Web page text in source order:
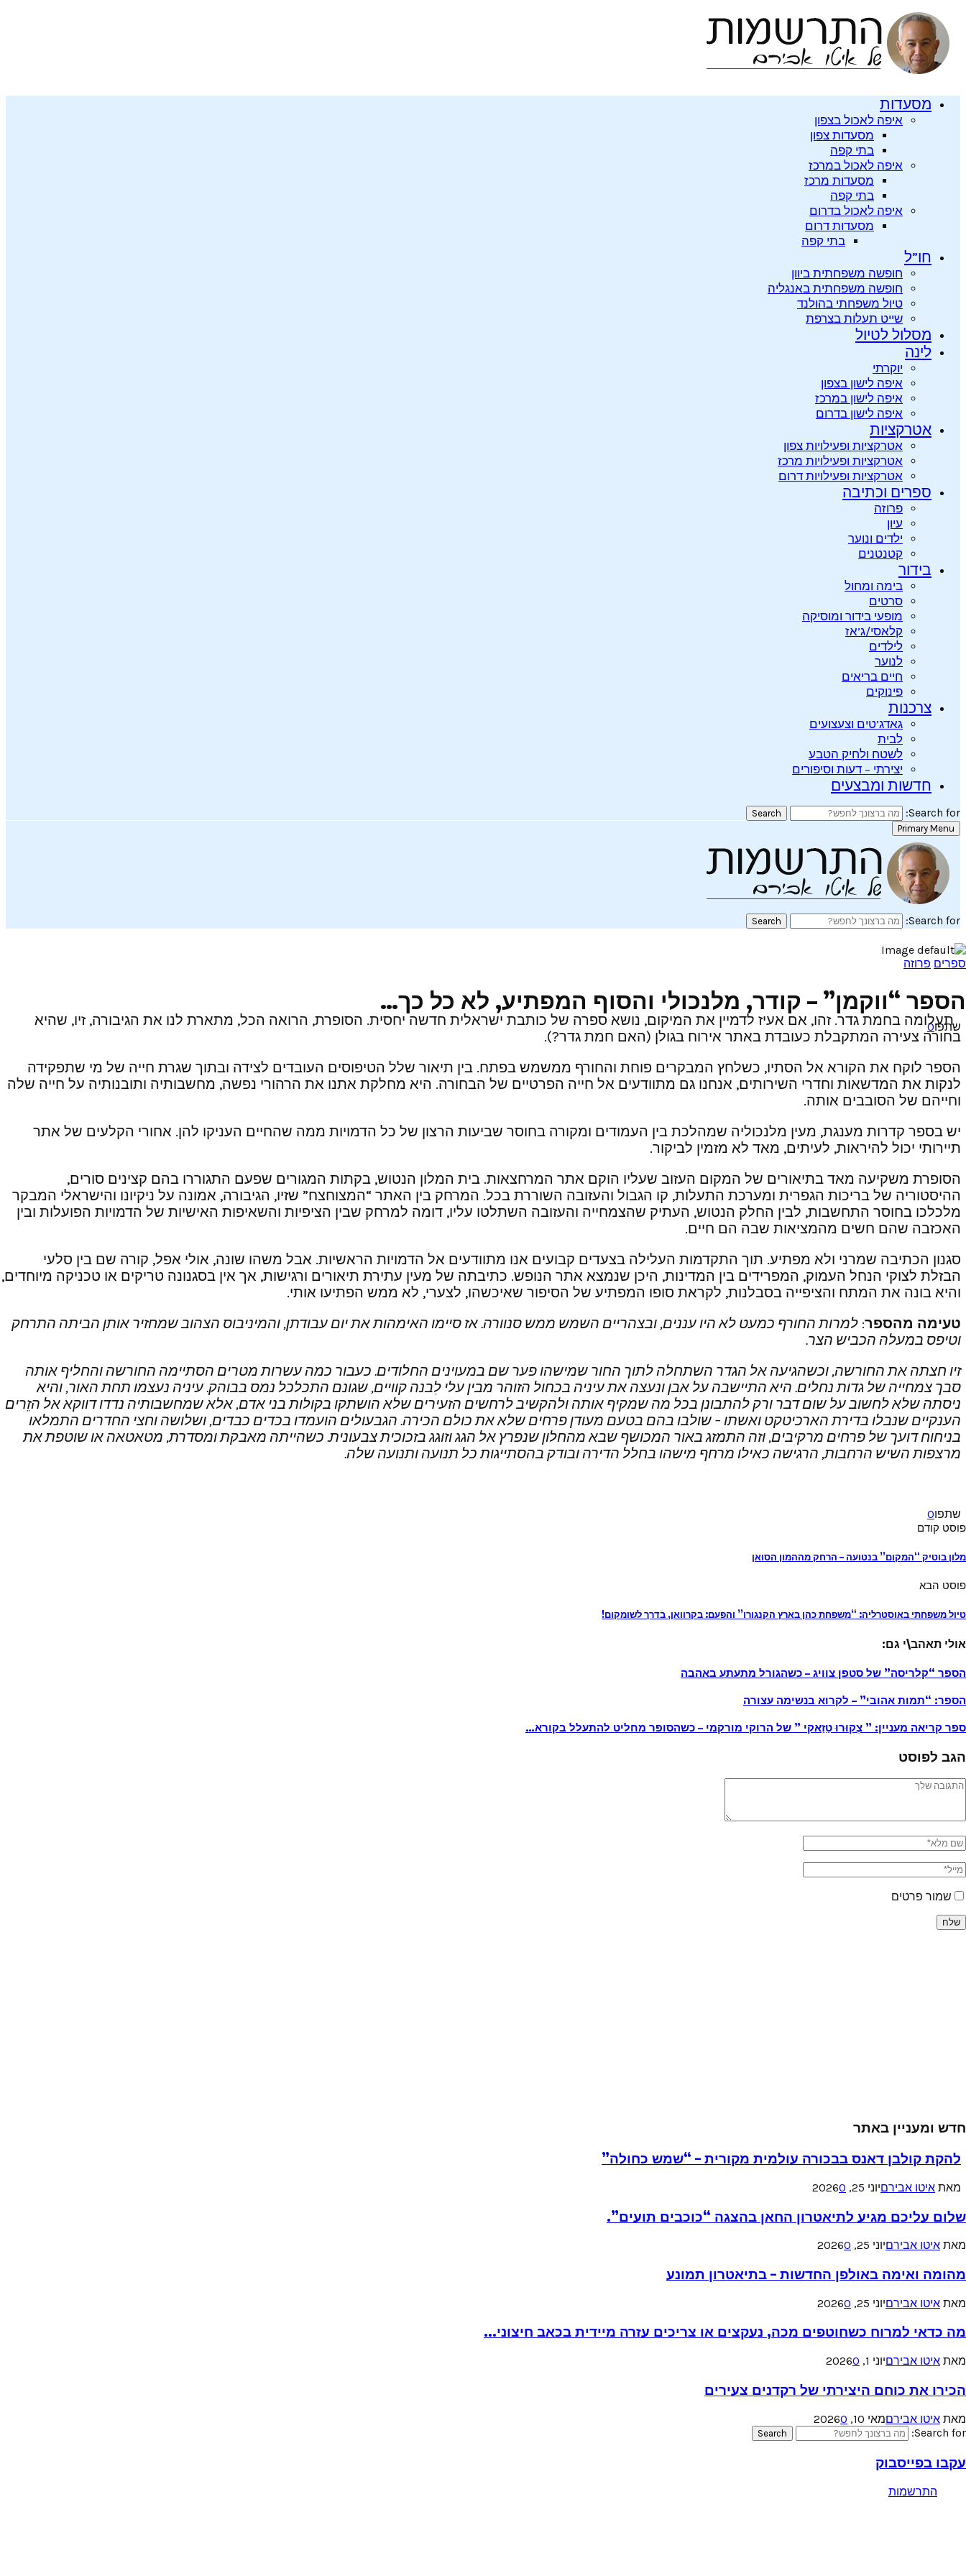
מסעדות
איפה לאכול בצפון
מסעדות צפון
בתי קפה
איפה לאכול במרכז
מסעדות מרכז
בתי קפה
איפה לאכול בדרום
מסעדות דרום
בתי קפה
חו”ל
חופשה משפחתית ביוון
חופשה משפחתית באנגליה
טיול משפחתי בהולנד
שייט תעלות בצרפת
מסלול לטיול
לינה
יוקרתי
איפה לישון בצפון
איפה לישון במרכז
איפה לישון בדרום
אטרקציות
אטרקציות ופעילויות צפון
אטרקציות ופעילויות מרכז
אטרקציות ופעילויות דרום
ספרים וכתיבה
פרוזה
עיון
ילדים ונוער
קטנטנים
בידור
בימה ומחול
סרטים
מופעי בידור ומוסיקה
קלאסי/ג’אז
לילדים
לנוער
חיים בריאים
פינוקים
צרכנות
גאדג’טים וצעצועים
לבית
לשטח ולחיק הטבע
יצירתי – דעות וסיפורים
חדשות ומבצעים
Search for:
Search
Primary Menu
Search for:
Search
ספרים פרוזה
הספר “ווקמן” – קודר, מלנכולי והסוף המפתיע, לא כל כך…
שתפו0
תעלומה בחמת גדר. זהו, אם אעיז לדמיין את המיקום, נושא ספרה של כותבת ישראלית חדשה יחסית. הסופרת, הרואה הכל, מתארת לנו את הגיבורה, זיו, שהיא
בחורה צעירה המתקבלת כעובדת באתר אירוח בגולן (האם חמת גדר?).
הספר לוקח את הקורא אל הסתיו, כשלחץ המבקרים פוחת והחורף ממשמש בפתח. בין תיאור שלל הטיפוסים העובדים לצידה ובתוך שגרת חייה של מי שתפקידה
לנקות את המדשאות וחדרי השירותים, אנחנו גם מתוודעים אל חייה הפרטיים של הבחורה. היא מחלקת אתנו את הרהורי נפשה, מחשבותיה ותובנותיה על חייה שלה
וחייהם של הסובבים אותה.
יש בספר קדרות מענגת, מעין מלנכוליה שמהלכת בין העמודים ומקורה בחוסר שביעות הרצון של כל הדמויות ממה שהחיים העניקו להן. אחורי הקלעים של אתר
תיירותי יכול להיראות, לעיתים, מאד לא מזמין לביקור.
הסופרת משקיעה מאד בתיאורים של המקום העזוב שעליו הוקם אתר המרחצאות. בית המלון הנטוש, בקתות המגורים שפעם התגוררו בהם קצינים סורים,
ההיסטוריה של בריכות הגפרית ומערכת התעלות, קו הגבול והעזובה השוררת בכל. המרחק בין האתר “המצוחצח” שזיו, הגיבורה, אמונה על ניקיונו והישראלי המבקר
מלכלכו בחוסר התחשבות, לבין החלק הנטוש, העתיק שהצמחייה והעזובה השתלטו עליו, דומה למרחק שבין הציפיות והשאיפות האישיות של הדמויות הפועלות ובין
האכזבה שהם חשים מהמציאות שבה הם חיים.
סגנון הכתיבה שמרני ולא מפתיע. תוך התקדמות העלילה בצעדים קבועים אנו מתוודעים אל הדמויות הראשיות. אבל משהו שונה, אולי אפל, קורה שם בין סלעי
הבזלת לצוקי הנחל העמוק, המפרידים בין המדינות, היכן שנמצא אתר הנופש. כתיבתה של מעין עתירת תיאורים ורגישות, אך אין בסגנונה טריקים או טכניקה מיוחדים,
והיא בונה את המתח והציפייה בסבלנות, לקראת סופו המפתיע של הסיפור שאיכשהו, לצערי, לא ממש הפתיעו אותי.
טעימה מהספר: למרות החורף כמעט לא היו עננים, ובצהריים השמש ממש סנוורה. אז סיימו האימהות את יום עבודתן, והמיניבוס הצהוב שמחזיר אותן הביתה התרחק
וטיפס במעלה הכביש הצר.
זיו חצתה את החורשה, וכשהגיעה אל הגדר השתחלה לתוך החור שמישהו פער שם במעוינים החלודים. כעבור כמה עשרות מטרים הסתיימה החורשה והחליף אותה
סבך צמחייה של גדות נחלים. היא התיישבה על אבן ונעצה את עיניה בכחול הזוהר מבין עלי לִבנה קוויים, שגונם התכלכל נמס בבוהק. עיניה נעצמו תחת האור, והיא
ניסתה שלא לחשוב על שום דבר ורק להתבונן בכל מה שמקיף אותה ולהקשיב לרחשים הזעירים שלא הושתקו בקולות בני אדם, אלא שמחשבותיה נדדו דווקא אל הזֵרים
הענקיים שנבלו בדירת הארכיטקט ואשתו – שולבו בהם בטעם מעודן פרחים שלא את כולם הכירה. הגבעולים הועמדו בכדים כבדים, ושלושה וחצי החדרים התמלאו
בניחוח דועך של פרחים מרקיבים, וזה התמזג באור המכושף שבא מהחלון שנפרץ אל הגג וזוגג בזכוכית צבעונית. כשהייתה מאבקת ומסדרת, מטאטאה או שוטפת את
מרצפות השיש הרחבות, הרגישה כאילו מרחף מישהו בחלל הדירה ובודק בהסתייגות כל תנועה ותנועה שלה.
שתפו0
פוסט קודם
מלון בוטיק “המקום” בנטועה – הרחק מההמון הסואן
פוסט הבא
טיול משפחתי באוסטרליה: “משפחת כהן בארץ הקנגורו” והפעם: בקרוואן, בדרך לשומקום!
אולי תאהב\י גם:
הספר “קלריסה” של סטפן צוויג – כשהגורל מתעתע באהבה
הספר: “תמות אהובי” – לקרוא בנשימה עצורה
ספר קריאה מעניין: ” צְקוּרוּ טַזַאקי ” של הרוקי מורקמי – כשהסופר מחליט להתעלל בקורא…
הגב לפוסט
שמור פרטים
חדש ומעניין באתר
להקת קולבן דאנס בבכורה עולמית מקורית – “שמש כחולה”
מאת איטו אבירםיוני 25, 2026 0
שלום עליכם מגיע לתיאטרון החאן בהצגה “כוכבים תועים”.
מאת איטו אבירםיוני 25, 2026 0
מהומה ואימה באולפן החדשות – בתיאטרון תמונע
מאת איטו אבירםיוני 25, 2026 0
מה כדאי למרוח כשחוטפים מכה, נעקצים או צריכים עזרה מיידית בכאב חיצוני...
מאת איטו אבירםיוני 1, 2026 0
הכירו את כוחם היצירתי של רקדנים צעירים
מאת איטו אבירםמאי 10, 2026
0
Search for:
Search
עקבו בפייסבוק
התרשמות